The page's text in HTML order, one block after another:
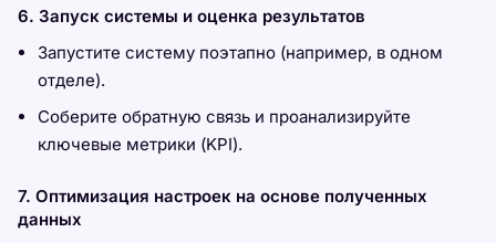
6. Запуск системы и оценка результатов
Запустите систему поэтапно (например, в одном
отделе).
Соберите обратную связь и проанализируйте
ключевые метрики (KPI).
7. Оптимизация настроек на основе полученных
данных